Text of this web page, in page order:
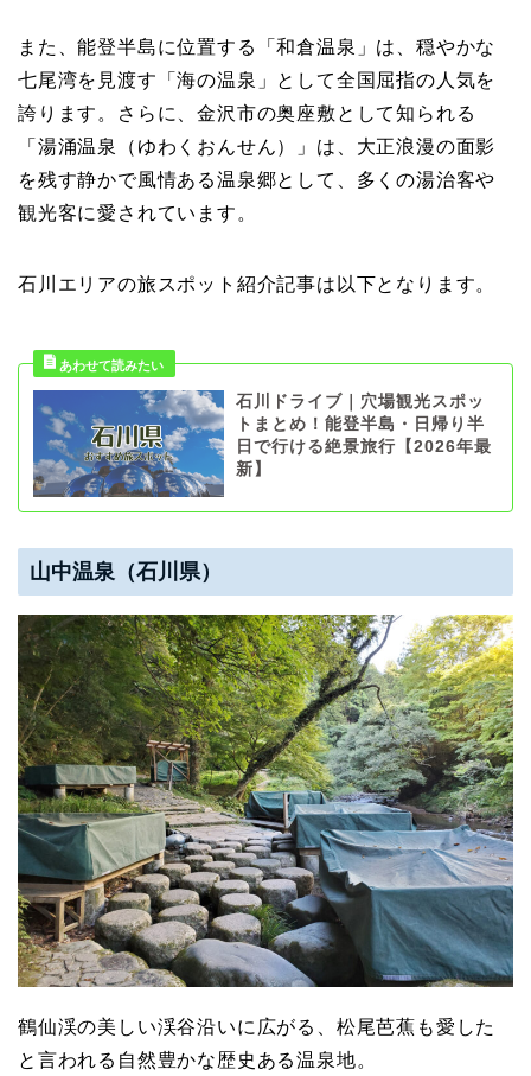
また、能登半島に位置する「和倉温泉」は、穏やかな
七尾湾を見渡す「海の温泉」として全国屈指の人気を
誇ります。さらに、金沢市の奥座敷として知られる
「湯涌温泉（ゆわくおんせん）」は、大正浪漫の面影
を残す静かで風情ある温泉郷として、多くの湯治客や
観光客に愛されています。
石川エリアの旅スポット紹介記事は以下となります。
石川ドライブ｜穴場観光スポッ
トまとめ！能登半島・日帰り半
日で行ける絶景旅行【2026年最
新】
山中温泉（石川県）
鶴仙渓の美しい渓谷沿いに広がる、松尾芭蕉も愛した
と言われる自然豊かな歴史ある温泉地。